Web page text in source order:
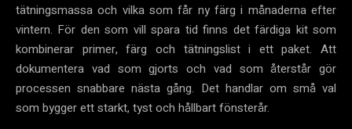
tätningsmassa och vilka som får ny färg i månaderna efter
vintern. För den som vill spara tid finns det färdiga kit som
kombinerar primer, färg och tätningslist i ett paket. Att
dokumentera vad som gjorts och vad som återstår gör
processen snabbare nästa gång. Det handlar om små val
som bygger ett starkt, tyst och hållbart fönsterår.